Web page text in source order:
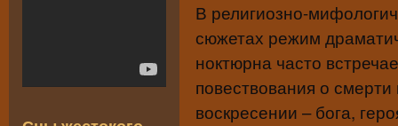
В религиозно-
сюжетах режим
ноктюрна часто
повествования о смерти
воскресении – бога,